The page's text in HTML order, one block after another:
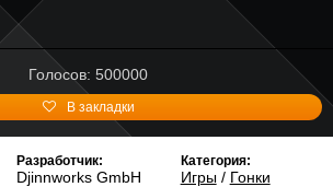
Голосов: 500000
В закладки
Разработчик:
Djinnworks GmbH
Категория:
Игры/ Гонки